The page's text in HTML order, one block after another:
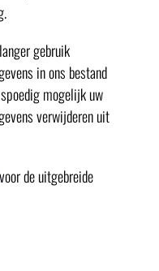
gebruik
in ons bestand
mogelijk uw
verwijderen uit
de uitgebreide